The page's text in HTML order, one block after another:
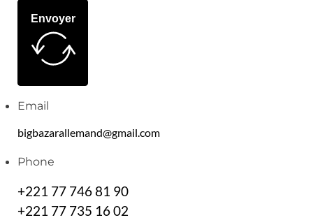
Envoyer
Email
bigbazarallemand@gmail.com
Phone
+221 77 746 81 90
+221 77 735 16 02